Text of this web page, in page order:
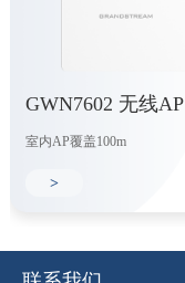
GWN7602 无线AP
室内AP覆盖100m
>